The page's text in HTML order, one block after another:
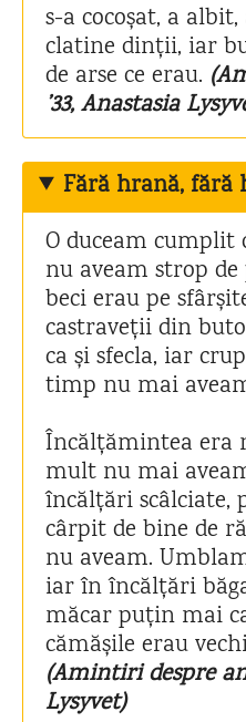
s-a cocoșat, a
clatine dinții, iar
de arse ce erau.
’33, Anastasia
Fără hrană, fără
O duceam cumplit
nu aveam strop
beci erau pe
castraveții din
ca și sfecla, iar
timp nu mai
Încălțămintea era
mult nu mai
încălțări scâlciate,
cârpit de bine de
nu aveam.
iar în încălțări
măcar puțin mai
cămășile erau
(Amintiri despre
Lysyvet)